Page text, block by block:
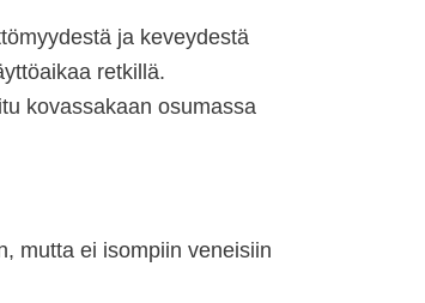
ja keveydestä
retkillä.
kovassakaan osumassa
mutta ei isompiin veneisiin